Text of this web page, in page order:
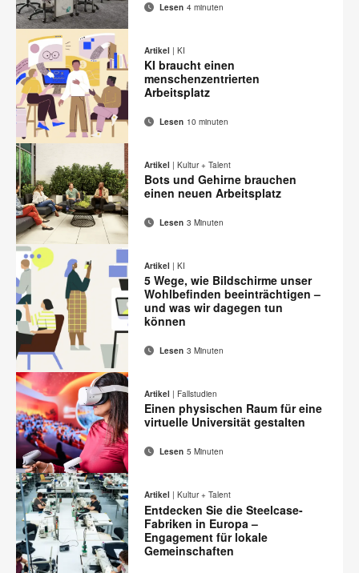
Auf
Facebook
teilen
Auf
Twitter
teilen
Auf
Pinterest
teilen
Auf
LinkedIn
teilen
E-
Mail-
Adresse
Diese
Seite
drucken
Lesen 4 minuten
Auf
Facebook
teilen
Auf
Twitter
teilen
Auf
teilen
Auf
teilen
E-
Adresse
Diese
Seite
drucken
Artikel | KI
KI braucht einen
menschenzentrierten
Arbeitsplatz
Lesen 10 minuten
Auf
Facebook
teilen
Auf
Twitter
teilen
Auf
Pinterest
teilen
LinkedIn
teilenAdresse
Diese
Seite
drucken
Artikel | Kultur + Talent
Bots und Gehirne brauchen
einen neuen Arbeitsplatz
Lesen 3 Minuten
Auf
Facebook
teilen
Auf
Twitter
teilen
Auf
Pinterest
teilen
Auf
LinkedIn
teilen
Mail-
Adresse
Diese
Seite
drucken
Artikel | KI
5 Wege, wie Bildschirme unser
Wohlbefinden beeinträchtigen –
und was wir dagegen tun
können
Lesen 3 Minuten
Auf
Facebook
teilen
Auf
Twitter
teilen
Auf
Pinterest
teilen
Auf
LinkedIn
teilen
E-
Mail-
Adresse
Diese
Seite
drucken
Artikel | Fallstudien
Einen physischen Raum für eine
virtuelle Universität gestalten
Lesen 5 Minuten
Artikel | Kultur + Talent
Entdecken Sie die Steelcase-
Fabriken in Europa –
Engagement für lokale
Gemeinschaften